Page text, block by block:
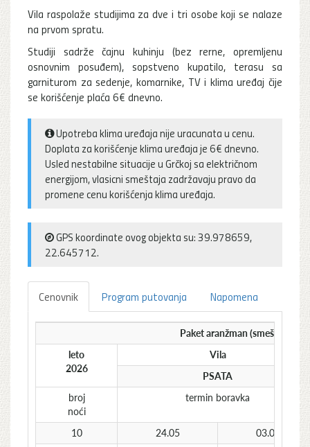
Vila raspolaže studijima za dve i tri osobe koji se nalaze
na prvom spratu.
Studiji sadrže čajnu kuhinju (bez rerne, opremljenu
osnovnim posuđem), sopstveno kupatilo, terasu sa
garniturom za sedenje, komarnike, TV i klima uređaj čije
se korišćenje plaća 6€ dnevno.
Upotreba klima uređaja nije uracunata u cenu.
Doplata za korišćenje klima uređaja je 6€ dnevno.
Usled nestabilne situacije u Grčkoj sa električnom
energijom, vlasicni smeštaja zadržavaju pravo da
promene cenu korišćenja klima uređaja.
GPS koordinate ovog objekta su: 39.978659,
22.645712.
Cenovnik Program putovanja Napomena
Paket aranžman (smeštaj +
leto
2026
Vila
PSATA
broj
noći
termin boravka
10 24.05
03.06